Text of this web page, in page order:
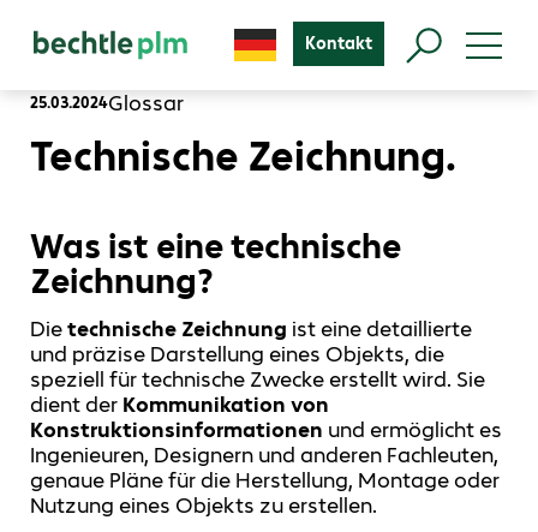
Kontakt
25.03.2024Glossar
Technische Zeichnung.
Was ist eine technische
Zeichnung?
Dietechnische Zeichnung ist eine detaillierte
und präzise Darstellung eines Objekts, die
speziell für technische Zwecke erstellt wird. Sie
dient der Kommunikation von
Konstruktionsinformationen und ermöglicht es
Ingenieuren, Designern und anderen Fachleuten,
genaue Pläne für die Herstellung, Montage oder
Nutzung eines Objekts zu erstellen.